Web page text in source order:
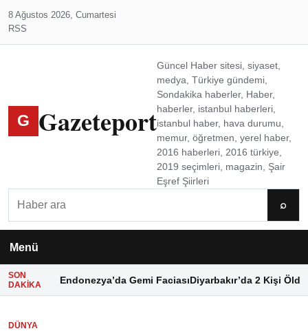
8 Ağustos 2026, Cumartesi
RSS
G Gazeteport
Güncel Haber sitesi, siyaset,
medya, Türkiye gündemi,
Sondakika haberler, Haber,
haberler, istanbul haberleri,
istanbul haber, hava durumu,
memur, öğretmen, yerel haber,
2016 haberleri, 2016 türkiye,
2019 seçimleri, magazin, Şair
Eşref Şiirleri
⌕
Menü
SON
DAKIKA
Endonezya’da Gemi FaciasıDiyarbakır’da 2 Kişi Öldü
DÜNYA